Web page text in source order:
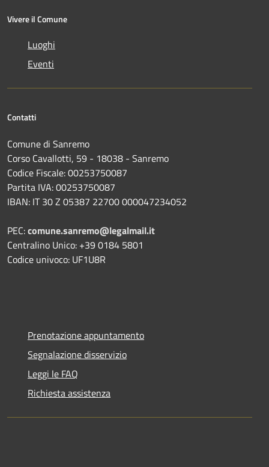
Vivere il Comune
Luoghi
Eventi
Contatti
Comune di Sanremo
Corso Cavallotti, 59 - 18038 - Sanremo
Codice Fiscale: 00253750087
Partita IVA: 00253750087
IBAN: IT 30 Z 05387 22700 000047234052
PEC:comune.sanremo@legalmail.it
Centralino Unico: +39 0184 5801
Codice univoco: UF1U8R
Prenotazione appuntamento
Segnalazione disservizio
Leggi le FAQ
Richiesta assistenza